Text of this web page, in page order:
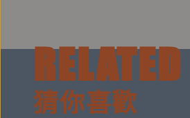
產品企劃：陳苑如
錄音、後製：黃德瑋
RELATED
猜你喜歡